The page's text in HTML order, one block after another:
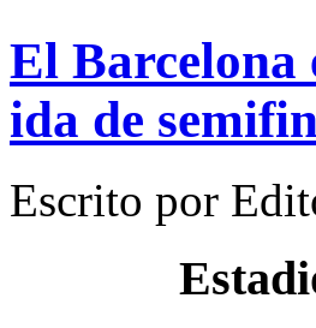
El Barcelona
ida de
Escrito por